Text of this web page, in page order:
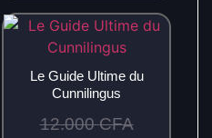
Le Guide Ultime du
Cunnilingus
12.000CFA